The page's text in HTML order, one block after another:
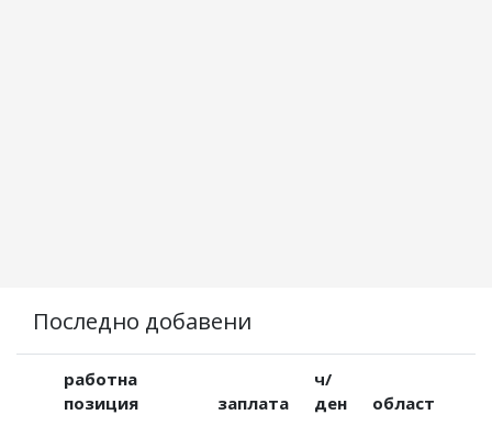
Последно добавени
работна
позиция
заплата
ч/
ден
област